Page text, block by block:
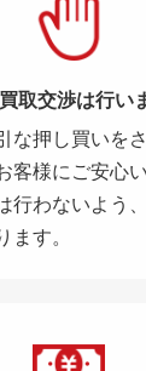
取交渉は行い
な押し買いを
客様にご安心
行わないよう
ます。